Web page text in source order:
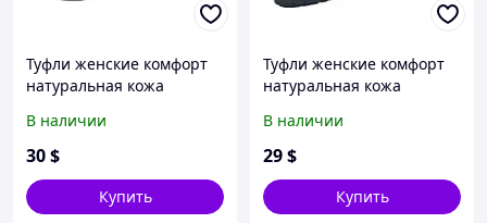
Туфли женские комфорт
натуральная кожа
03) 36 Черный
В наличии
30$
Купить
Туфли женские комфорт
натуральная кожа
(906М) 39 Коричневый
В наличии
29$
Купить